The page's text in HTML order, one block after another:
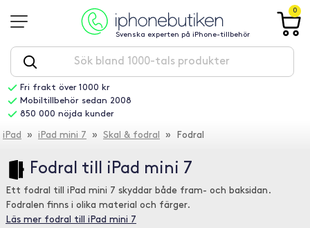
Svenska experten på iPhone-tillbehör
0
Fri frakt över 1000 kr
Mobiltillbehör sedan 2008
850 000 nöjda kunder
iPad » iPad mini 7 » Skal & fodral » Fodral
Fodral till iPad mini 7
Ett fodral till iPad mini 7 skyddar både fram- och baksidan.
Fodralen finns i olika material och färger.
Läs mer fodral till iPad mini 7